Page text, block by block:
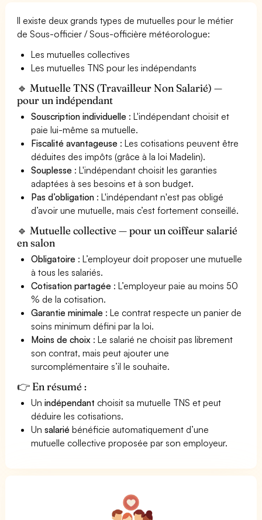
Il existe deux grands types de mutuelles pour le métier
de Sous-officier / Sous-officière météorologue:
Les mutuelles collectives
Les mutuelles TNS pour les indépendants
🔹 Mutuelle TNS (Travailleur Non Salarié) —
pour un indépendant
Souscription individuelle : L'indépendant choisit et
paie lui-même sa mutuelle.
Fiscalité avantageuse : Les cotisations peuvent être
déduites des impôts (grâce à la loi Madelin).
Souplesse : L'indépendant choisit les garanties
adaptées à ses besoins et à son budget.
Pas d’obligation : L'indépendant n'est pas obligé
d’avoir une mutuelle, mais c’est fortement conseillé.
🔹 Mutuelle collective — pour un coiffeur salarié
en salon
Obligatoire : L’employeur doit proposer une mutuelle
à tous les salariés.
Cotisation partagée : L’employeur paie au moins 50
% de la cotisation.
Garantie minimale : Le contrat respecte un panier de
soins minimum défini par la loi.
Moins de choix : Le salarié ne choisit pas librement
son contrat, mais peut ajouter une
surcomplémentaire s’il le souhaite.
👉 En résumé :
Unindépendant choisit sa mutuelle TNS et peut
déduire les cotisations.
Unsalarié bénéficie automatiquement d’une
mutuelle collective proposée par son employeur.